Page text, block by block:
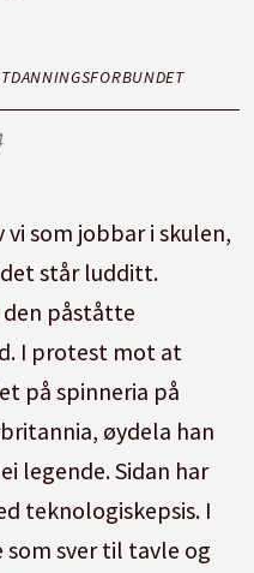
som jobbar i skulen,
står ludditt.
påståtte
I protest mot at
på spinneria på
øydela han
legende. Sidan har
teknologiskepsis. I
sver til tavle og